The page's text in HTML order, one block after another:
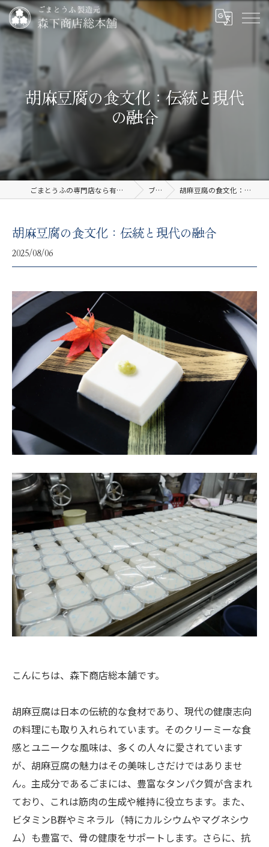
胡麻豆腐の食文化：伝統と現代
の融合
ごまとうふの専門店なら有限会社森下商店総本舗 ブログ 胡麻豆腐の食文化：伝統と現代の融合
胡麻豆腐の食文化：伝統と現代の融合
2025/08/06
こんにちは、森下商店総本舗です。
胡麻豆腐は日本の伝統的な食材であり、現代の健康志向
の料理にも取り入れられています。そのクリーミーな食
感とユニークな風味は、多くの人々に愛されています
が、胡麻豆腐の魅力はその美味しさだけではありませ
ん。主成分であるごまには、豊富なタンパク質が含まれ
ており、これは筋肉の生成や維持に役立ちます。また、
ビタミンB群やミネラル（特にカルシウムやマグネシウ
ム）も豊富で、骨の健康をサポートします。さらに、抗